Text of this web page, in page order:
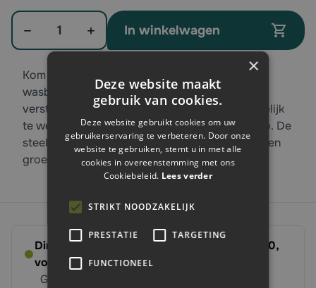
Aantal
In winkelwagen
Kom overal bij met de telescopische steel voor
wasborstels! De Vink steel is telescopisch
verstelbaar van 157 tot 278cm. U gaat gemakkelijk
te werk door de comfortabele en stevige greep. De
steel is gemaakt van sterk aluminium en heeft een
groene kleur.
Direct leverbaar - Bestel voor dinsdag 14:00,
volgende werkdag op ’t erf
Gratis verzending vanaf 250 euro
×
Deze website maakt
gebruik van cookies.
Deze website gebruikt cookies om uw
gebruikerservaring te verbeteren. Door onze
website te gebruiken, stemt u in met alle
cookies in overeenstemming met ons
Cookiebeleid. Lees verder
STRIKT NOODZAKELIJK
PRESTATIE TARGETING
FUNCTIONEEL